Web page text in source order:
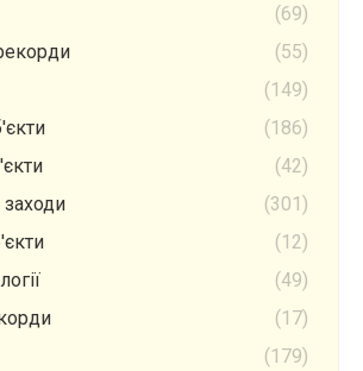
(69)
(55)
(149)
(186)
(42)
(301)
(12)
(49)
(17)
(179)